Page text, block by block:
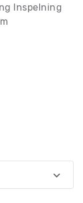
Inspelning